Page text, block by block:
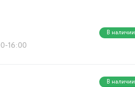
16:00
В наличии
В наличии